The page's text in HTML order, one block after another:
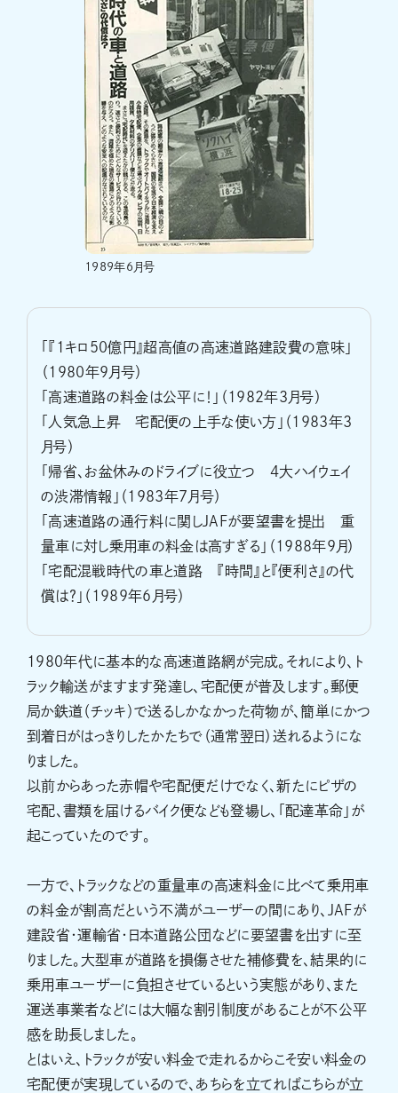
1989年6月号
「『1キロ50億円』超高値の高速道路建設費の意味」
（1980年9月号）
「高速道路の料金は公平に！」（1982年3月号）
「人気急上昇 宅配便の上手な使い方」（1983年3
月号）
「帰省、お盆休みのドライブに役立つ 4大ハイウェイ
の渋滞情報」（1983年7月号）
「高速道路の通行料に関しJAFが要望書を提出 重
量車に対し乗用車の料金は高すぎる」（1988年9月）
「宅配混戦時代の車と道路 『時間』と『便利さ』の代
償は？」（1989年6月号）
1980年代に基本的な高速道路網が完成。それにより、ト
ラック輸送がますます発達し、宅配便が普及します。郵便
局か鉄道（チッキ）で送るしかなかった荷物が、簡単にかつ
到着日がはっきりしたかたちで（通常翌日）送れるようにな
りました。
以前からあった赤帽や宅配便だけでなく、新たにピザの
宅配、書類を届けるバイク便なども登場し、「配達革命」が
起こっていたのです。
一方で、トラックなどの重量車の高速料金に比べて乗用車
の料金が割高だという不満がユーザーの間にあり、JAFが
建設省・運輸省・日本道路公団などに要望書を出すに至
りました。大型車が道路を損傷させた補修費を、結果的に
乗用車ユーザーに負担させているという実態があり、また
運送事業者などには大幅な割引制度があることが不公平
感を助長しました。
とはいえ、トラックが安い料金で走れるからこそ安い料金の
宅配便が実現しているので、あちらを立てればこちらが立